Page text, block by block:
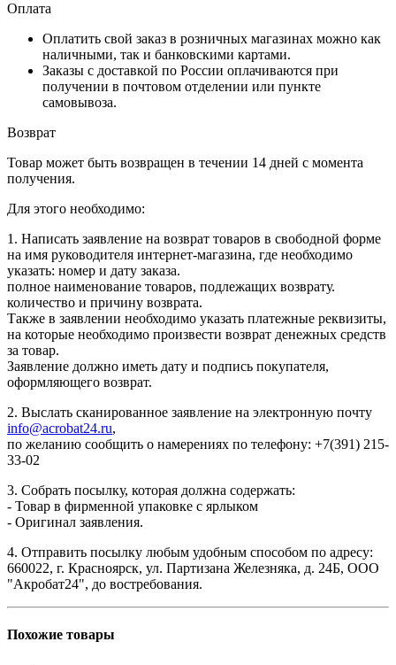
Оплата
Оплатить свой заказ в розничных магазинах можно как
наличными, так и банковскими картами.
Заказы с доставкой по России оплачиваются при
получении в почтовом отделении или пункте
самовывоза.
Возврат
Товар может быть возвращен в течении 14 дней с момента
получения.
Для этого необходимо:
1. Написать заявление на возврат товаров в свободной форме
на имя руководителя интернет-магазина, где необходимо
указать: номер и дату заказа.
полное наименование товаров, подлежащих возврату.
количество и причину возврата.
Также в заявлении необходимо указать платежные реквизиты,
на которые необходимо произвести возврат денежных средств
за товар.
Заявление должно иметь дату и подпись покупателя,
оформляющего возврат.
2. Выслать сканированное заявление на электронную почту
info@acrobat24.ru,
по желанию сообщить о намерениях по телефону: +7(391) 215-
33-02
3. Собрать посылку, которая должна содержать:
- Товар в фирменной упаковке с ярлыком
- Оригинал заявления.
4. Отправить посылку любым удобным способом по адресу:
660022, г. Красноярск, ул. Партизана Железняка, д. 24Б, ООО
"Акробат24", до востребования.
Похожие товары